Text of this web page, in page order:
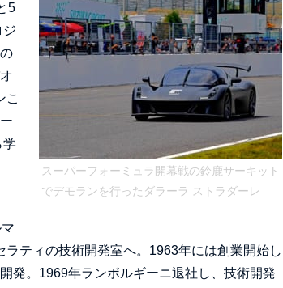
スーパーフォーミュラ開幕戦の鈴鹿サーキット
でデモランを行ったダラーラ ストラダーレ
5
ジ
こ
学
ティの技術開発室へ。1963年には創業開始し
発。1969年ランボルギーニ退社し、技術開発